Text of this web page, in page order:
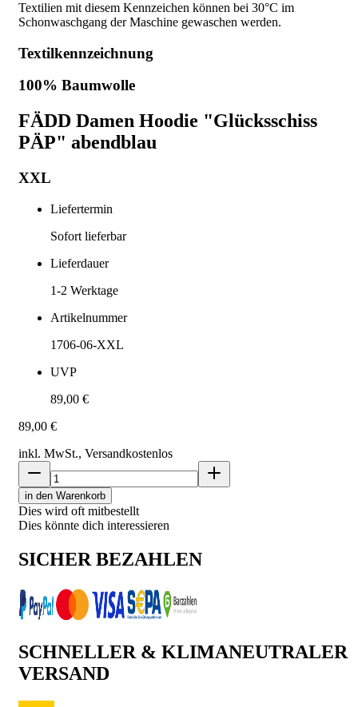
Textilien mit diesem Kennzeichen können bei 30°C im
Schonwaschgang der Maschine gewaschen werden.
Textilkennzeichnung
100% Baumwolle
FÄDD Damen Hoodie "Glücksschiss
PÄP" abendblau
XXL
Liefertermin
Sofort lieferbar
Lieferdauer
1-2 Werktage
Artikelnummer
1706-06-XXL
UVP
89,00 €
89,00 €
inkl. MwSt., Versandkostenlos
in den Warenkorb
Dies wird oft mitbestellt
Dies könnte dich interessieren
SICHER BEZAHLEN
SCHNELLER & KLIMANEUTRALER
VERSAND